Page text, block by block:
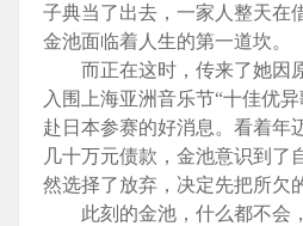
子典当了出去，一家人整天在
金池面临着人生的第一道坎。
而正在这时，传来了她因原
入围上海亚洲音乐节“十佳优
赴日本参赛的好消息。看着年
几十万元债款，金池意识到了
然选择了放弃，决定先把所欠
此刻的金池，什么都不会